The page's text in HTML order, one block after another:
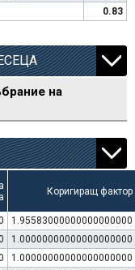
0.83
на
Коригиращ фактор
1.95583000000000000000
1.00000000000000000000
1.00000000000000000000